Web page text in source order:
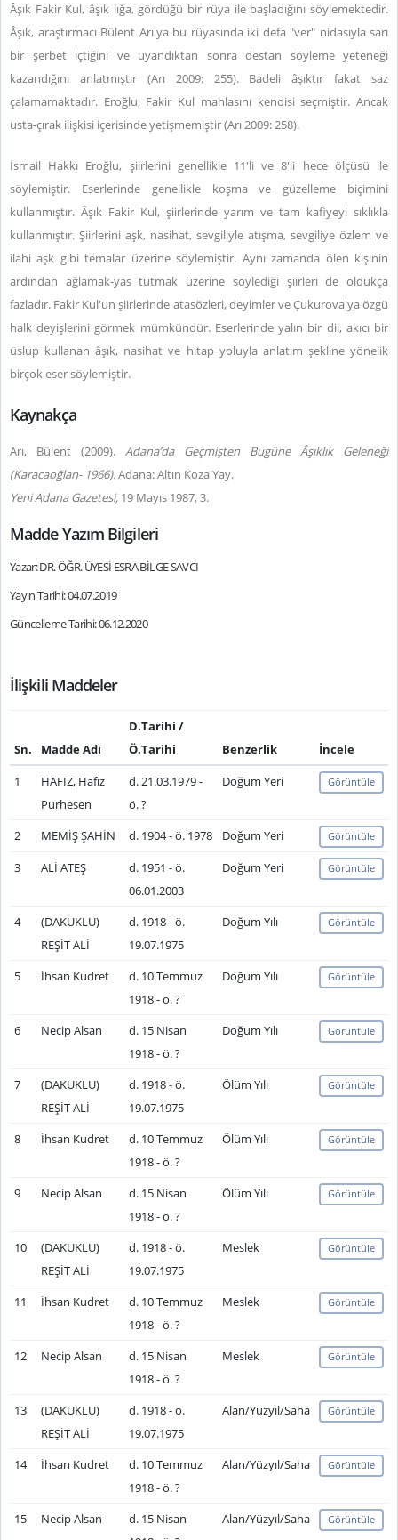
Âşık Fakir Kul, âşık lığa, gördüğü bir rüya ile başladığını söylemektedir.
Âşık, araştırmacı Bülent Arı'ya bu rüyasında iki defa "ver" nidasıyla sarı
bir şerbet içtiğini ve uyandıktan sonra destan söyleme yeteneği
kazandığını anlatmıştır (Arı 2009: 255). Badeli âşıktır fakat saz
çalamamaktadır. Eroğlu, Fakir Kul mahlasını kendisi seçmiştir. Ancak
usta-çırak ilişkisi içerisinde yetişmemiştir (Arı 2009: 258).
İsmail Hakkı Eroğlu, şiirlerini genellikle 11'li ve 8'li hece ölçüsü ile
söylemiştir. Eserlerinde genellikle koşma ve güzelleme biçimini
kullanmıştır. Âşık Fakir Kul, şiirlerinde yarım ve tam kafiyeyi sıklıkla
kullanmıştır. Şiirlerini aşk, nasihat, sevgiliyle atışma, sevgiliye özlem ve
ilahi aşk gibi temalar üzerine söylemiştir. Aynı zamanda ölen kişinin
ardından ağlamak-yas tutmak üzerine söylediği şiirleri de oldukça
fazladır. Fakir Kul'un şiirlerinde atasözleri, deyimler ve Çukurova'ya özgü
halk deyişlerini görmek mümkündür. Eserlerinde yalın bir dil, akıcı bir
üslup kullanan âşık, nasihat ve hitap yoluyla anlatım şekline yönelik
birçok eser söylemiştir.
Kaynakça
Arı, Bülent (2009). Adana’da Geçmişten Bugüne Âşıklık Geleneği
(Karacaoğlan- 1966).Adana: Altın Koza Yay.
Yeni Adana Gazetesi, 19 Mayıs 1987, 3.
Madde Yazım Bilgileri
Yazar: DR. ÖĞR. ÜYESİ ESRA BİLGE SAVCI
Yayın Tarihi: 04.07.2019
Güncelleme Tarihi: 06.12.2020
İlişkili Maddeler
Sn. Madde Adı
D.Tarihi /
Ö.Tarihi
Benzerlik
İncele
1
HAFIZ, Hafız
Purhesen
d. 21.03.1979 -
ö. ?
Doğum Yeri Görüntüle
2 MEMİŞ ŞAHİN d. 1904 - ö. 1978 Doğum Yeri Görüntüle
3 ALİ ATEŞ
d. 1951 - ö.
06.01.2003
Doğum Yeri Görüntüle
4
(DAKUKLU)
REŞİT ALİ
d. 1918 - ö.
19.07.1975
Doğum Yılı Görüntüle
5 İhsan Kudret
d. 10 Temmuz
1918 - ö. ?
Doğum Yılı Görüntüle
6 Necip Alsan
d. 15 Nisan
1918 - ö. ?
Doğum Yılı Görüntüle
7
(DAKUKLU)
REŞİT ALİ
d. 1918 - ö.
19.07.1975
Ölüm Yılı Görüntüle
8 İhsan Kudret
d. 10 Temmuz
1918 - ö. ?
Ölüm Yılı Görüntüle
9 Necip Alsan
d. 15 Nisan
1918 - ö. ?
Ölüm Yılı Görüntüle
10
(DAKUKLU)
REŞİT ALİ
d. 1918 - ö.
19.07.1975
Meslek Görüntüle
11 İhsan Kudret
d. 10 Temmuz
1918 - ö. ?
Meslek Görüntüle
12 Necip Alsan
d. 15 Nisan
1918 - ö. ?
Meslek Görüntüle
13
(DAKUKLU)
REŞİT ALİ
d. 1918 - ö.
19.07.1975
Alan/Yüzyıl/Saha Görüntüle
14 İhsan Kudret
d. 10 Temmuz
1918 - ö. ?
Alan/Yüzyıl/Saha Görüntüle
15 Necip Alsan
d. 15 Nisan
Alan/Yüzyıl/Saha Görüntüle